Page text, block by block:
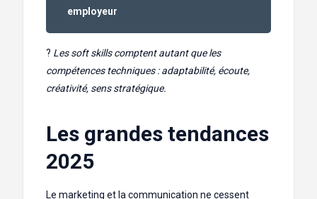
employeur
? Les soft skills comptent autant que les
compétences techniques : adaptabilité, écoute,
créativité, sens stratégique.
Les grandes tendances
2025
Le marketing et la communication ne cessent